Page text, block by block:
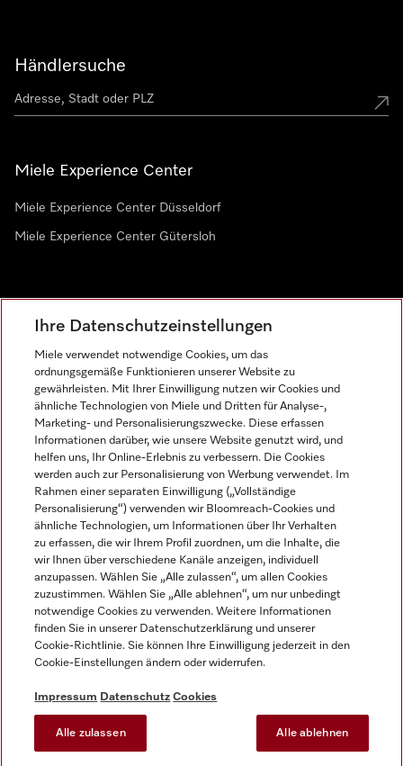
Händlersuche
Miele Experience Center
Miele Experience Center Düsseldorf
Miele Experience Center Gütersloh
AGB
Datenschutz
Nutzungsbedingungen
Barrierefreiheitserklärung
EU-Gesetzen über digitale Dienste
Cookie-Einstellungen
Miele auf Instagram
Miele auf Facebook
Miele auf Youtube
Ihre Datenschutzeinstellungen
Miele verwendet notwendige Cookies, um das
ordnungsgemäße Funktionieren unserer Website zu
gewährleisten. Mit Ihrer Einwilligung nutzen wir Cookies und
ähnliche Technologien von Miele und Dritten für Analyse-,
Marketing- und Personalisierungszwecke. Diese erfassen
Informationen darüber, wie unsere Website genutzt wird, und
helfen uns, Ihr Online-Erlebnis zu verbessern. Die Cookies
werden auch zur Personalisierung von Werbung verwendet. Im
Rahmen einer separaten Einwilligung („Vollständige
Personalisierung“) verwenden wir Bloomreach-Cookies und
ähnliche Technologien, um Informationen über Ihr Verhalten
zu erfassen, die wir Ihrem Profil zuordnen, um die Inhalte, die
wir Ihnen über verschiedene Kanäle anzeigen, individuell
anzupassen. Wählen Sie „Alle zulassen“, um allen Cookies
zuzustimmen. Wählen Sie „Alle ablehnen“, um nur unbedingt
notwendige Cookies zu verwenden. Weitere Informationen
finden Sie in unserer Datenschutzerklärung und unserer
Cookie-Richtlinie. Sie können Ihre Einwilligung jederzeit in den
Cookie-Einstellungen ändern oder widerrufen.
Impressum Datenschutz Cookies
Alle zulassen Alle ablehnen